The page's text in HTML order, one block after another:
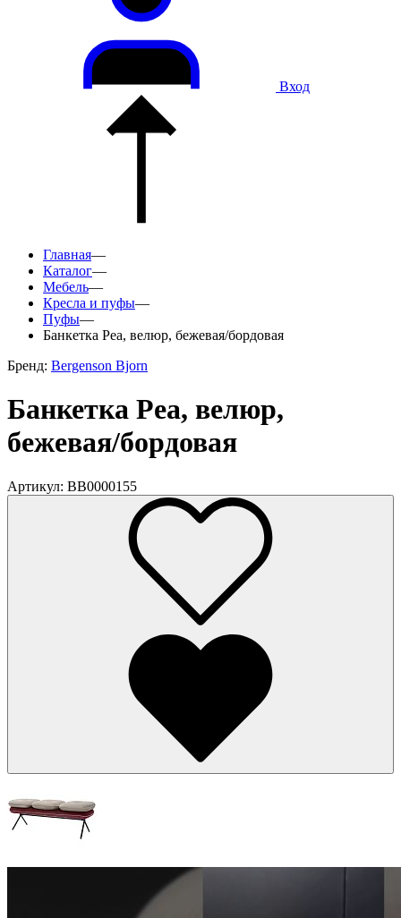
Вход
Главная—
Каталог—
Мебель—
Кресла и пуфы—
Пуфы—
Банкетка Pea, велюр, бежевая/бордовая
Бренд: Bergenson Bjorn
Банкетка Pea, велюр,
бежевая/бордовая
Артикул: BB0000155